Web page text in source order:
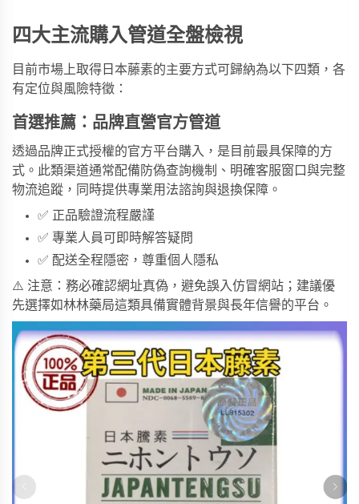
四大主流購入管道全盤檢視
目前市場上取得日本藤素的主要方式可歸納為以下四類，各
有定位與風險特徵：
首選推薦：品牌直營官方管道
透過品牌正式授權的官方平台購入，是目前最具保障的方
式。此類渠道通常配備防偽查詢機制、明確客服窗口與完整
物流追蹤，同時提供專業用法諮詢與退換保障。
✅ 正品驗證流程嚴謹
✅ 專業人員可即時解答疑問
✅ 配送全程隱密，尊重個人隱私
⚠️ 注意：務必確認網址真偽，避免誤入仿冒網站；建議優
先選擇如林林藥局這類具備實體背景與長年信譽的平台。